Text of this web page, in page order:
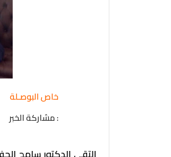
خاص البوصـلة
: مشاركة الخبر